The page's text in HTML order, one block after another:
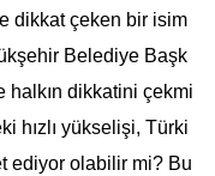
dikkat çeken bir isim
Belediye Başk
halkın dikkatini çekmi
hızlı yükselişi, Türki
ediyor olabilir mi? Bu